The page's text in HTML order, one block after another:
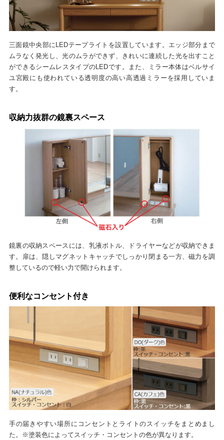
三面鏡中央部にLEDテープライトを設置しています。エッジ部分まで
ムラなく発光し、光のムラができず、きれいに連続した光を出すこと
ができるシームレスタイプのLEDです。また、ミラー本体はベルサイ
ユ宮殿にも使われている透明度の高い高透過ミラーを採用していま
す。
収納力抜群の鏡裏スペース
鏡裏の収納スペースには、乳液ボトル、ドライヤーなどが収納できま
す。扉は、隠しマグネットキャッチでしっかり閉まる一方、磁力を調
整しているので軽い力で開けられます。
便利なコンセント付き
手の届きやすい場所にコンセントとライトのスイッチをまとめまし
た。※塗装色によってスイッチ・コンセントの色が異なります。